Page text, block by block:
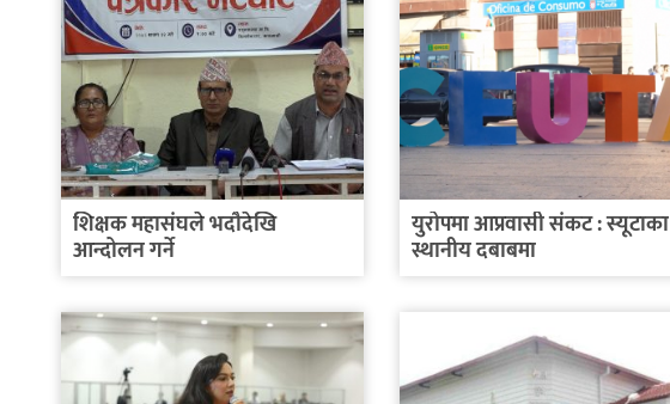
शिक्षक महासंघले भदौदेखि
आन्दोलन गर्ने
युरोपमा आप्रवासी संकट : स्यूटाका
स्थानीय दबाबमा